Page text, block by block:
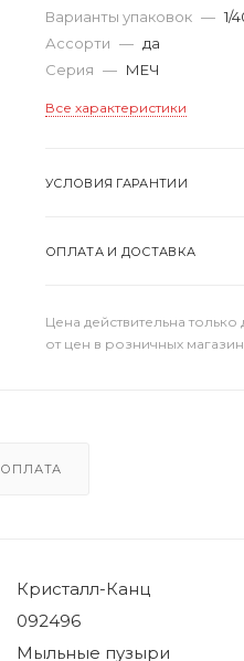
Варианты упаковок — 1/
Ассорти — да
Серия — МЕЧ
Все характеристики
УСЛОВИЯ ГАРАНТИИ
ОПЛАТА И ДОСТАВКА
Цена действительна
от цен в розничных
ОПЛАТА
Кристалл-Канц
092496
Мыльные пузыри